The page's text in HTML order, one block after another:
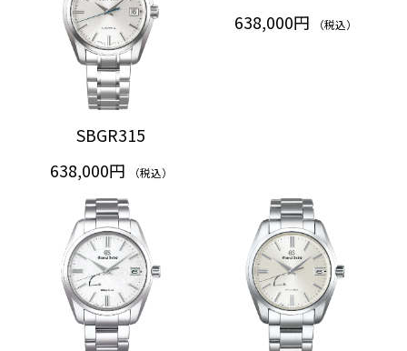
SBGR315
638,000円
（税込）
638,000円
（税込）